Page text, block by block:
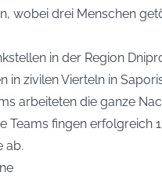
wobei drei Menschen
in der Region
zivilen Vierteln in
arbeiteten die ganze
Teams fingen erfolgreich
ab.